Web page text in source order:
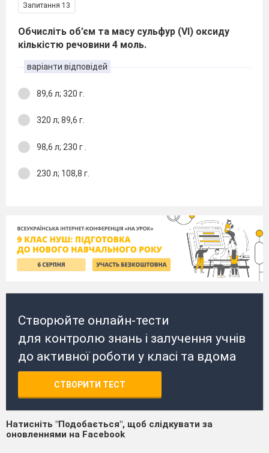
Запитання 13
Обчисліть об’єм та масу сульфур (VІ) оксиду
кількістю речовини 4 моль.
варіанти відповідей
89,6 л; 320 г.
320 л; 89,6 г.
98,6 л; 230 г .
230 л; 108,8 г.
Створюйте онлайн-тести
для контролю знань і залучення учнів
до активної роботи у класі та вдома
СТВОРИТИ ТЕСТ
Натисніть "Подобається", щоб слідкувати за
оновленнями на Facebook